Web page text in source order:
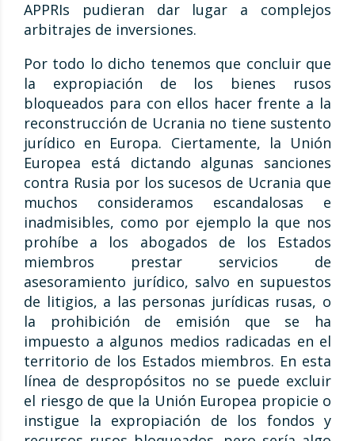
APPRIs pudieran dar lugar a complejos
arbitrajes de inversiones.
Por todo lo dicho tenemos que concluir que
la expropiación de los bienes rusos
bloqueados para con ellos hacer frente a la
reconstrucción de Ucrania no tiene sustento
jurídico en Europa. Ciertamente, la Unión
Europea está dictando algunas sanciones
contra Rusia por los sucesos de Ucrania que
muchos consideramos escandalosas e
inadmisibles, como por ejemplo la que nos
prohíbe a los abogados de los Estados
miembros prestar servicios de
asesoramiento jurídico, salvo en supuestos
de litigios, a las personas jurídicas rusas, o
la prohibición de emisión que se ha
impuesto a algunos medios radicadas en el
territorio de los Estados miembros. En esta
línea de despropósitos no se puede excluir
el riesgo de que la Unión Europea propicie o
instigue la expropiación de los fondos y